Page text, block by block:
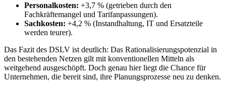
Personalkosten: +3,7 % (getrieben durch den
Fachkräftemangel und Tarifanpassungen).
Sachkosten: +4,2 % (Instandhaltung, IT und Ersatzteile
werden teurer).
Das Fazit des DSLV ist deutlich: Das Rationalisierungspotenzial in
den bestehenden Netzen gilt mit konventionellen Mitteln als
weitgehend ausgeschöpft. Doch genau hier liegt die Chance für
Unternehmen, die bereit sind, ihre Planungsprozesse neu zu denken.